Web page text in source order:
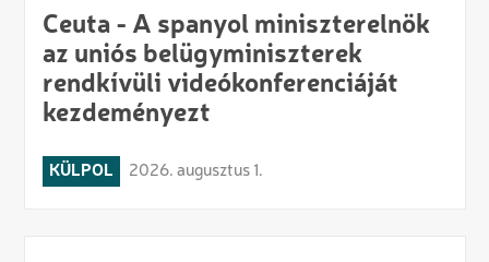
Ceuta - A spanyol miniszterelnök
az uniós belügyminiszterek
rendkívüli videókonferenciáját
kezdeményezt
KÜLPOL 2026. augusztus 1.